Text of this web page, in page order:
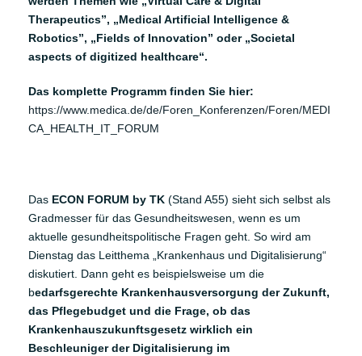
Therapeutics”, „Medical Artificial Intelligence &
Robotics”, „Fields of Innovation” oder „Societal
aspects of digitized healthcare“.
Das komplette Programm finden Sie hier:
https://www.medica.de/de/Foren_Konferenzen/Foren/MEDI
CA_HEALTH_IT_FORUM
Das ECON FORUM by TK (Stand A55) sieht sich selbst als
Gradmesser für das Gesundheitswesen, wenn es um
aktuelle gesundheitspolitische Fragen geht. So wird am
Dienstag das Leitthema „Krankenhaus und Digitalisierung“
diskutiert. Dann geht es beispielsweise um die
bedarfsgerechte Krankenhausversorgung der Zukunft,
das Pflegebudget und die Frage, ob das
Krankenhauszukunftsgesetz wirklich ein
Beschleuniger der Digitalisierung im